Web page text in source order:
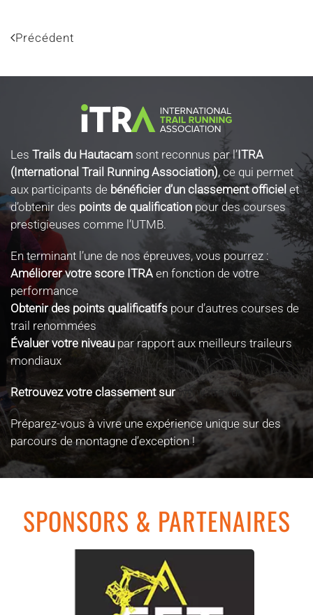
Précédent
Les Trails du Hautacam sont reconnus par l’ITRA
(International Trail Running Association), ce qui permet
aux participants de bénéficier d’un classement officiel et
d’obtenir des points de qualificationpour des courses
prestigieuses comme l’UTMB.
En terminant l’une de nos épreuves, vous pourrez :
Améliorer votre score ITRA en fonction de votre
performance
Obtenir des points qualificatifs pour d’autres courses de
trail renommées
Évaluer votre niveau par rapport aux meilleurs traileurs
mondiaux
Retrouvez votre classement sur www.itra.run
Préparez-vous à vivre une expérience unique sur des
parcours de montagne d’exception !
SPONSORS & PARTENAIRES